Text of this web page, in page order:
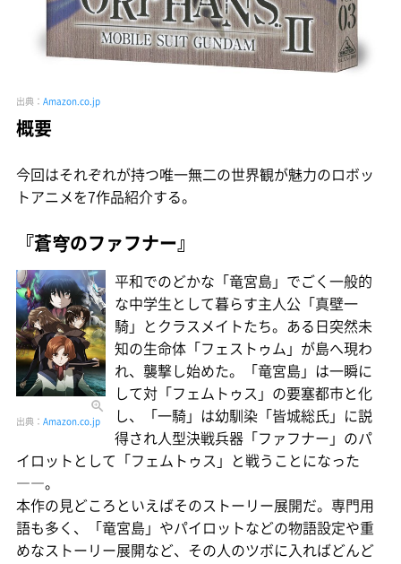
出典： Amazon.co.jp
概要
今回はそれぞれが持つ唯一無二の世界観が魅力のロボッ
トアニメを7作品紹介する。
『蒼穹のファフナー』
出典： Amazon.co.jp
平和でのどかな「竜宮島」でごく一般的
な中学生として暮らす主人公「真壁一
騎」とクラスメイトたち。ある日突然未
知の生命体「フェストゥム」が島へ現わ
れ、襲撃し始めた。「竜宮島」は一瞬に
して対「フェムトゥス」の要塞都市と化
し、「一騎」は幼馴染「皆城総氏」に説
得され人型決戦兵器「ファフナー」のパ
イロットとして「フェムトゥス」と戦うことになった
――。
本作の見どころといえばそのストーリー展開だ。専門用
語も多く、「竜宮島」やパイロットなどの物語設定や重
めなストーリー展開など、その人のツボに入ればどんど